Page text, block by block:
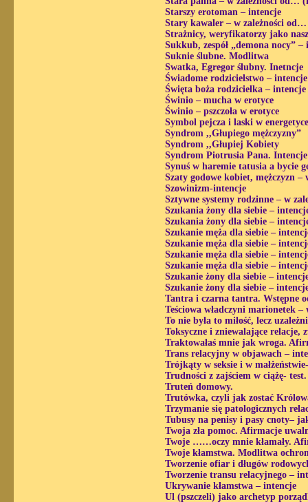
Starszy erotoman – intencje
Stary kawaler – w zależności
Strażnicy, weryfikatorzy jako
Sukkub, zespół „demona nocy” –
Suknie ślubne. Modlitwa
Swatka, Egregor ślubny. Inetncje
Świadome rodzicielstwo – intencje
Święta boża rodzicielka – intencje
Świnio – mucha w erotyce
Świnio – pszczoła w erotyce
Symbol pejcza i laski w
Syndrom ,,Głupiego mężczyzny”
Syndrom ,,Głupiej Kobiety
Syndrom Piotrusia Pana. Intencje
Synuś w haremie tatusia a bycie
Szaty godowe kobiet, mężczyzn
Szowinizm-intencje
Sztywne systemy rodzinne – w
Szukania żony dla siebie –
Szukania żony dla siebie –
Szukanie męża dla siebie –
Szukanie męża dla siebie –
Szukanie męża dla siebie –
Szukanie męża dla siebie –
Szukanie żony dla siebie –
Szukanie żony dla siebie –
Tantra i czarna tantra. Wstępne
Teściowa władczyni marionetek
To nie była to miłość, lecz
Toksyczne i zniewalające relacje,
Traktowałaś mnie jak wroga.
Trans relacyjny w objawach –
Trójkąty w seksie i w
Trudności z zajściem w ciążę- test.
Truteń domowy.
Trutówka, czyli jak zostać
Trzymanie się patologicznych
Tubusy na penisy i pasy cnoty–
Twoja zła pomoc. Afirmacje
Twoje ……oczy mnie kłamały.
Twoje kłamstwa. Modlitwa
Tworzenie ofiar i długów
Tworzenie transu relacyjnego –
Ukrywanie kłamstwa – intencje
Ul (pszczeli) jako archetyp